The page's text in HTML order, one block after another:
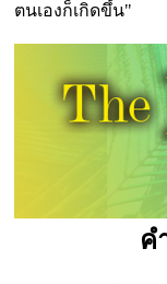
ตนเองก็เกิดขึ้น"
ค